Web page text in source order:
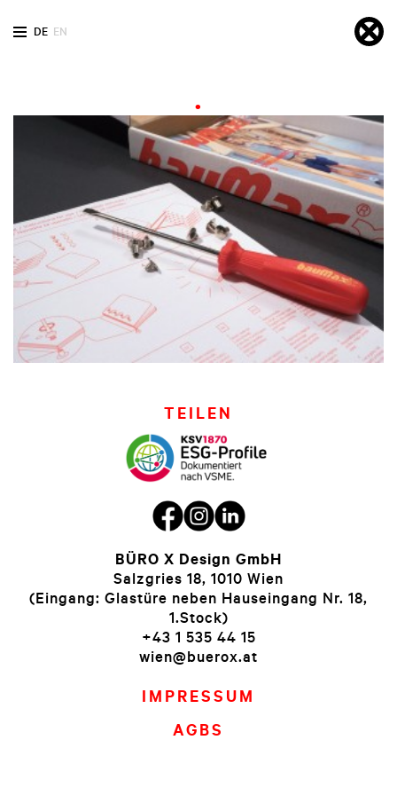
DE EN
TEILEN
BÜRO X Design GmbH
Salzgries 18, 1010 Wien
(Eingang: Glastüre neben Hauseingang Nr. 18,
1.Stock)
+43 1 535 44 15
wien@buerox.at
IMPRESSUM
AGBS